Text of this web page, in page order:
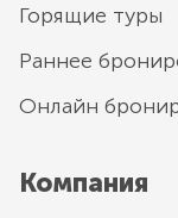
Горящие туры
Раннее
Онлайн
Компания